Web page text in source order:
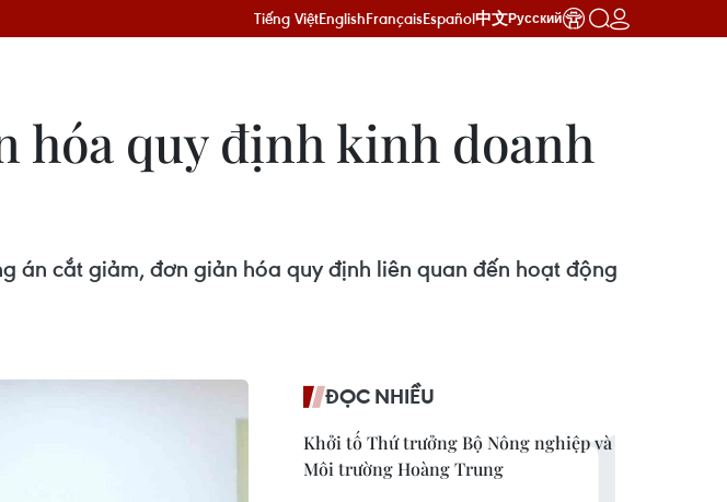
Tiếng ViệtEnglishFrançaisEspañol中文Русский
hóa quy định kinh doanh
án cắt giảm, đơn giản hóa quy định liên quan đến hoạt động
ĐỌC NHIỀU
Khởi tố Thứ trưởng Bộ Nông nghiệp và
Môi trường Hoàng Trung